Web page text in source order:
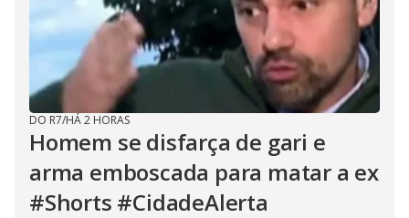
DO R7/HÁ 2 HORAS
Homem se disfarça de gari e
arma emboscada para matar a ex
#Shorts #CidadeAlerta